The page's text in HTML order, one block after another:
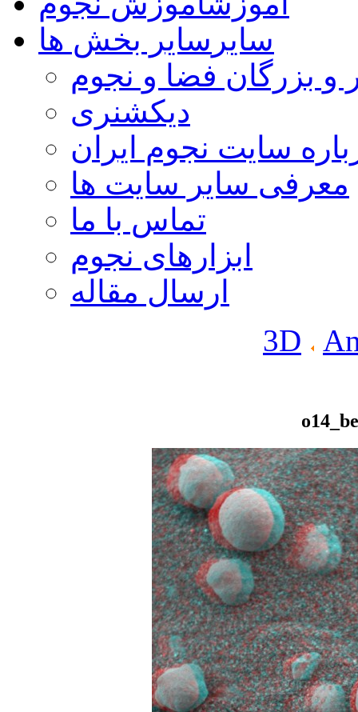
سایر سایر بخش ها
و بزرگان فضا و نجوم
دیکشنری
سایت نجوم ایران
معرفی سایر سایت ها
تماس با ما
ابزارهای نجوم
ارسال مقاله
3D